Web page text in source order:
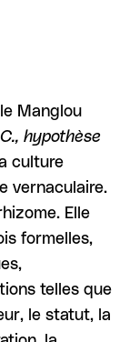
Manglou
hypothèse
culture
vernaculaire.
Elle
formelles,
telles que
le statut, la